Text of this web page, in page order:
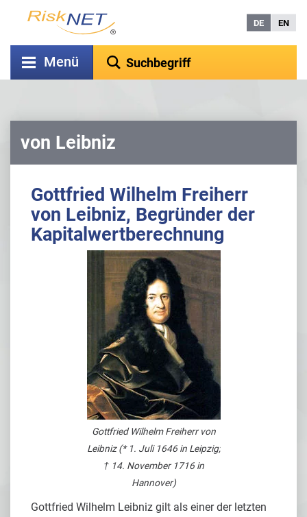
DE EN
Menü
von Leibniz
Gottfried Wilhelm Freiherr
von Leibniz, Begründer der
Kapitalwertberechnung
Gottfried Wilhelm Freiherr von
Leibniz (* 1. Juli 1646 in Leipzig;
† 14. November 1716 in
Hannover)
Gottfried Wilhelm Leibniz gilt als einer der letzten